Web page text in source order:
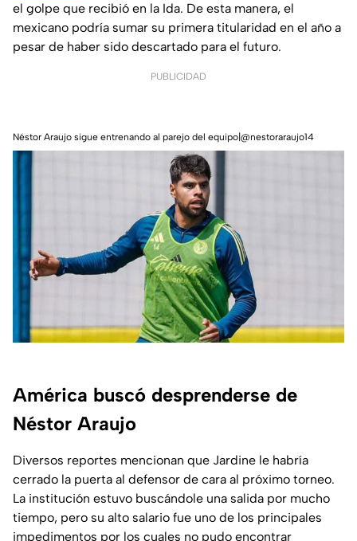
el golpe que recibió en la Ida. De esta manera, el
mexicano podría sumar su primera titularidad en el año a
pesar de haber sido descartado para el futuro.
PUBLICIDAD
Néstor Araujo sigue entrenando al parejo del equipo|@nestoraraujo14
América buscó desprenderse de
Néstor Araujo
Diversos reportes mencionan que Jardine le habría
cerrado la puerta al defensor de cara al próximo torneo.
La institución estuvo buscándole una salida por mucho
tiempo, pero su alto salario fue uno de los principales
impedimentos por los cuales no pudo encontrar